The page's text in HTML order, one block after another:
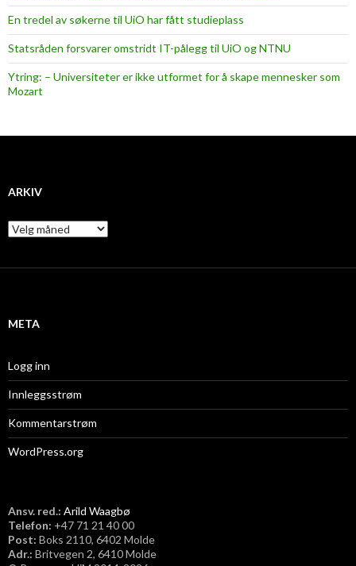
En tredel av søkerne til UiO har fått studieplass
Statsråden forsvarer omstridt IT-pålegg til UiO og NTNU
Ytring: – Universiteter er ikke utformet for å skape mennesker som
Mozart
ARKIV
A
r
i
META
Logg inn
Innleggsstrøm
Kommentarstrøm
WordPress.org
Ansv. red.: Arild Waagbø
Telefon: ​+47 71 21 40 00
Post: Boks 2110, 6402 Molde
Adr.: Britvegen 2, 6410 Molde